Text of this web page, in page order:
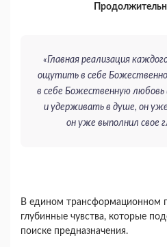
«Главная реализация
ощутить в себе
в себе Божественную любовь
и удерживать в душе, он
он уже выполнил свое
В едином трансформационном
глубинные чувства, которые
поиске предназначения.